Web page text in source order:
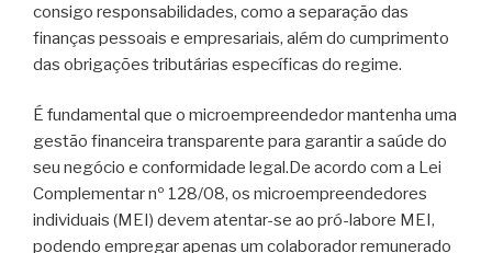
consigo responsabilidades, como a separação das
finanças pessoais e empresariais, além do cumprimento
das obrigações tributárias específicas do regime.
É fundamental que o microempreendedor mantenha uma
gestão financeira transparente para garantir a saúde do
seu negócio e conformidade legal.De acordo com a Lei
Complementar nº 128/08, os microempreendedores
individuais (MEI) devem atentar-se ao pró-labore MEI,
podendo empregar apenas um colaborador remunerado